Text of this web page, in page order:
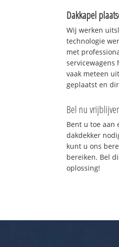
Dakkapel
Wij werken
technologie
met
vaak meteen
geplaatst en
Bel nu
Bent u toe aan
dakdekker
kunt u ons
bereiken. Bel
oplossing!